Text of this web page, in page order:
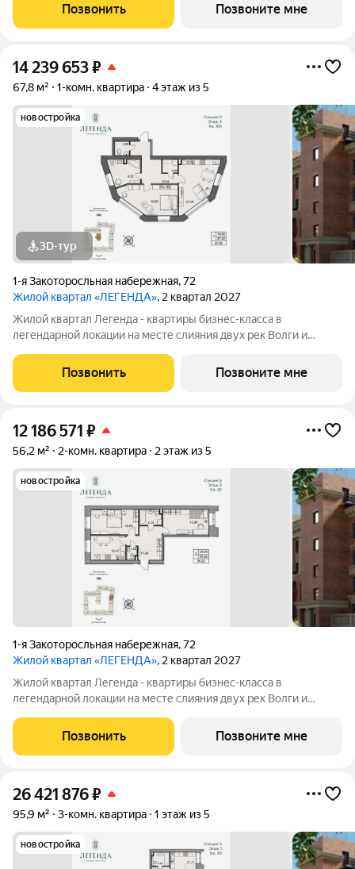
граничит с природным парком на
Позвонить Позвоните мне
14 239 653₽
67,8 м² 1-комн. квартира 4 этаж из 5
новостройка
3D-тур
1-я Закоторосльная набережная,72
Жилой квартал «ЛЕГЕНДА», 2 квартал 2027
Жилой квартал Легенда - квартиры бизнес-класса в
легендарной локации на месте слияния двух рек Волги и
граничит с природным парком на
Позвонить Позвоните мне
12 186 571 ₽
56,2 м² 2-комн. квартира 2 этаж из 5
новостройка
1-я Закоторосльная набережная,72
Жилой квартал «ЛЕГЕНДА», 2 квартал 2027
Жилой квартал Легенда - квартиры бизнес-класса в
легендарной локации на месте слияния двух рек Волги и
граничит с природным парком на
Позвонить Позвоните мне
26 421 876₽
95,9 м² 3-комн. квартира 1 этаж из 5
новостройка